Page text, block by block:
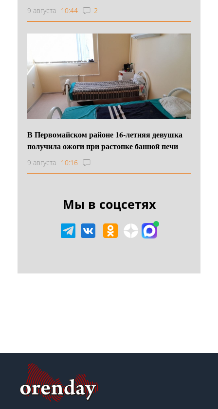
9 августа 10:44 2
В Первомайском районе 16‑летняя девушка
получила ожоги при растопке банной печи
9 августа 10:16
Мы в соцсетях